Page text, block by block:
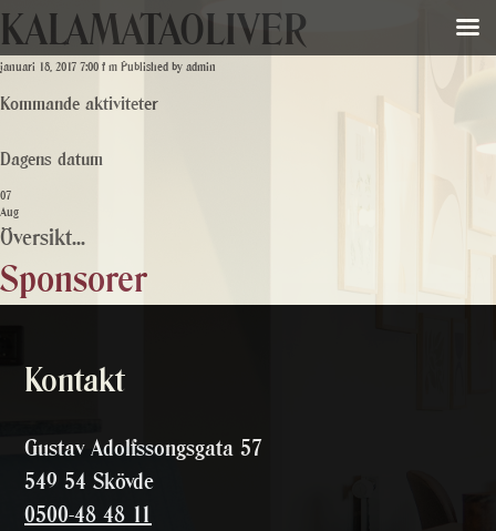
KALAMATAOLIVER
januari 18, 2017 7:00 f m Published by admin
Kommande aktiviteter
Dagens datum
07
Aug
Översikt...
Sponsorer
Kontakt
Gustav Adolfssongsgata 57
549 54 Skövde
0500-48 48 11